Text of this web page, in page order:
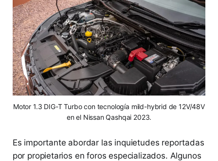
Motor 1.3 DIG-T Turbo con tecnología mild-hybrid de 12V/48V
en el Nissan Qashqai 2023.
Es importante abordar las inquietudes reportadas
por propietarios en foros especializados. Algunos